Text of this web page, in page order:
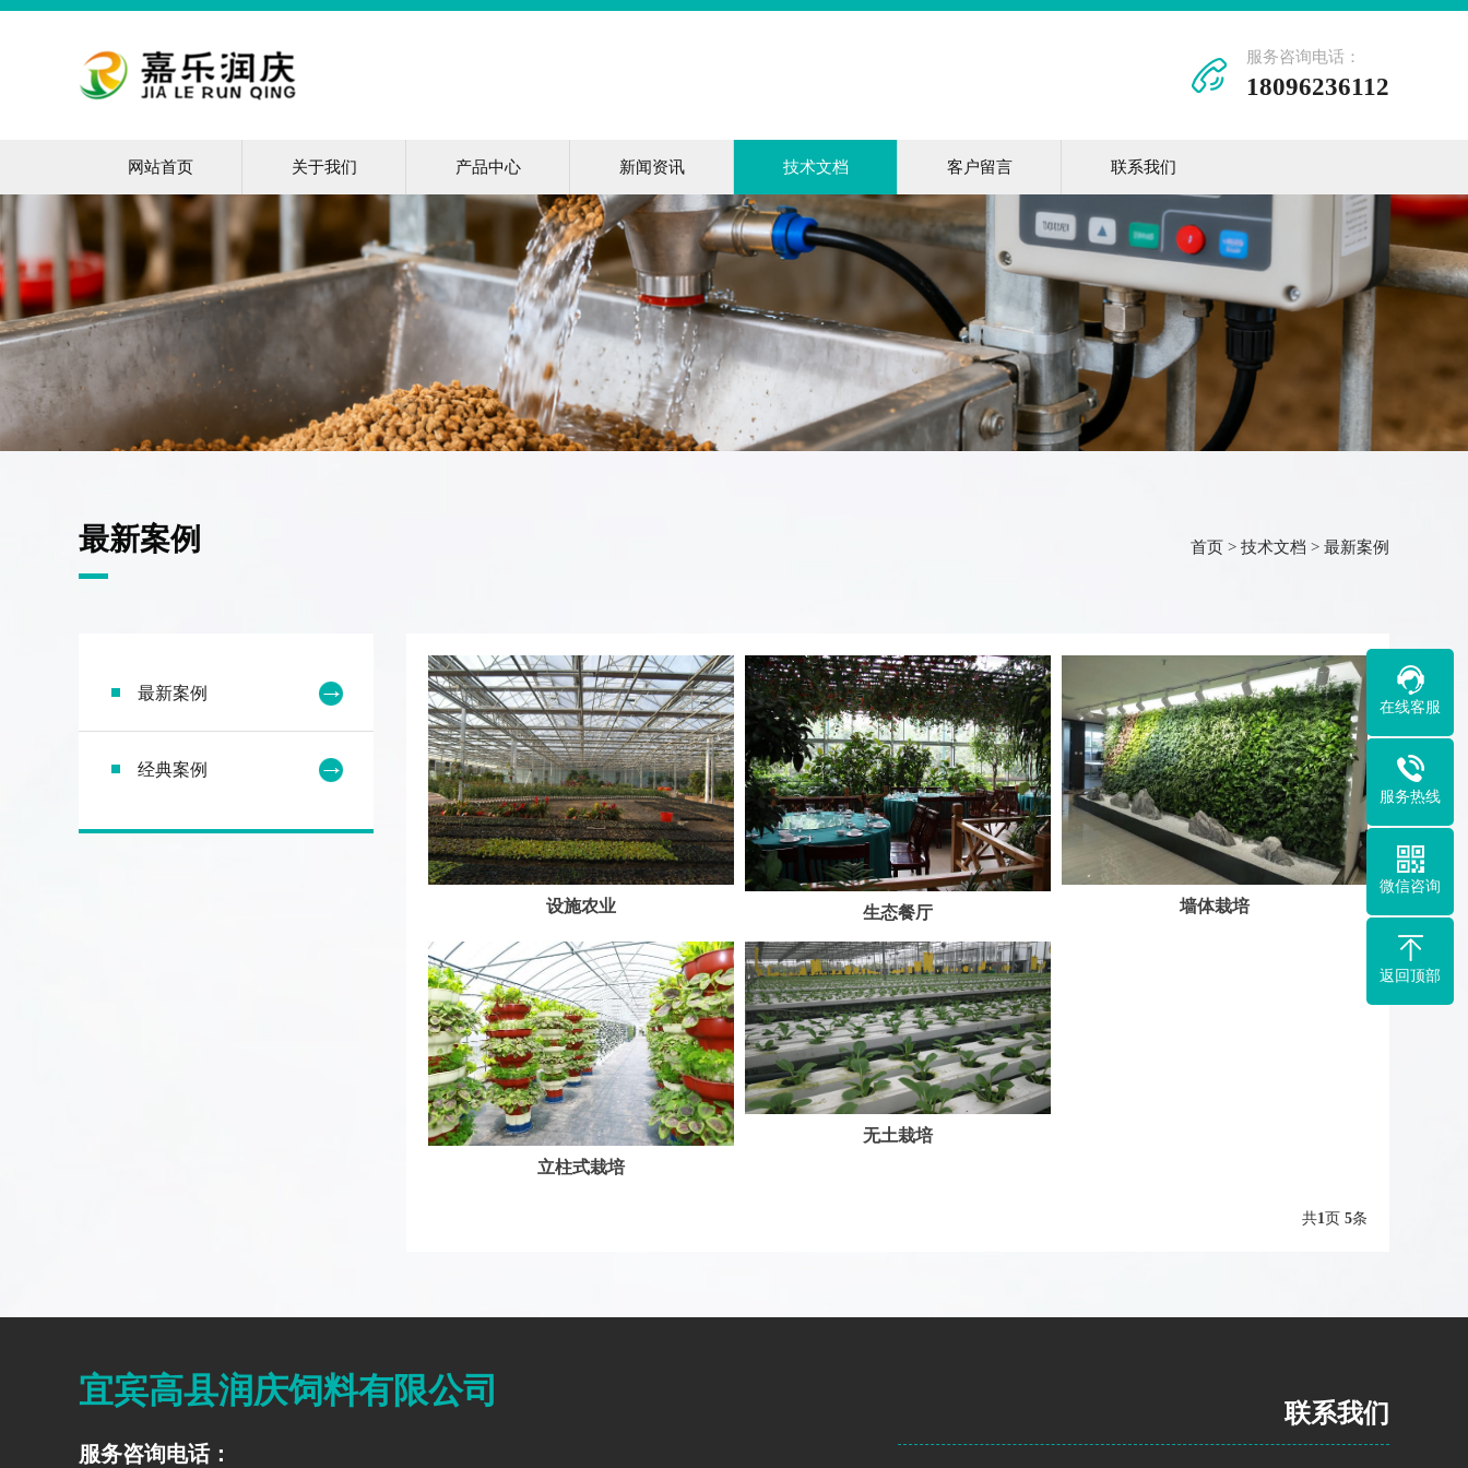
服务咨询电话：
18096236112
网站首页 关于我们 产品中心 新闻资讯 技术文档 客户留言 联系我们
最新案例 首页 > 技术文档 > 最新案例
最新案例
经典案例
设施农业 生态餐厅 墙体栽培
立柱式栽培
无土栽培
共1页 5条
宜宾高县润庆饲料有限公司
服务咨询电话：
联系我们
在线客服
服务热线
微信咨询
返回顶部